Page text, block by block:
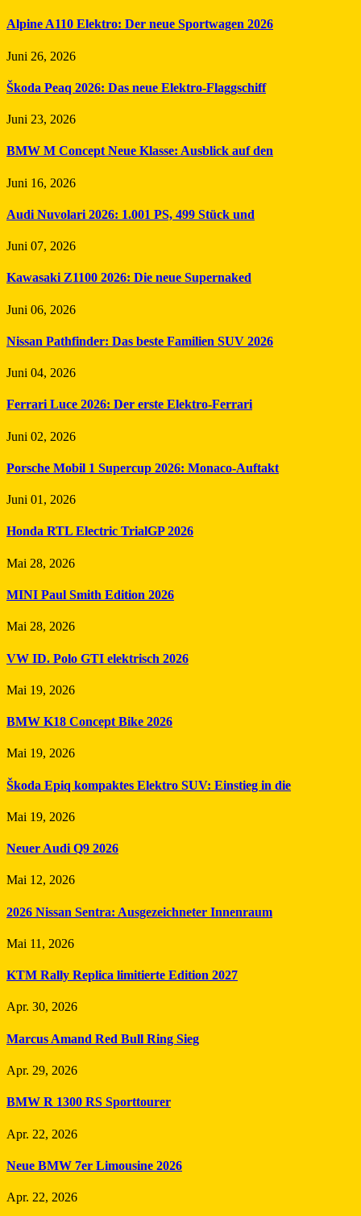
Alpine A110 Elektro: Der neue Sportwagen 2026
Juni 26, 2026
Škoda Peaq 2026: Das neue Elektro-Flaggschiff
Juni 23, 2026
BMW M Concept Neue Klasse: Ausblick auf den
Juni 16, 2026
Audi Nuvolari 2026: 1.001 PS, 499 Stück und
Juni 07, 2026
Kawasaki Z1100 2026: Die neue Supernaked
Juni 06, 2026
Nissan Pathfinder: Das beste Familien SUV 2026
Juni 04, 2026
Ferrari Luce 2026: Der erste Elektro-Ferrari
Juni 02, 2026
Porsche Mobil 1 Supercup 2026: Monaco-Auftakt
Juni 01, 2026
Honda RTL Electric TrialGP 2026
Mai 28, 2026
MINI Paul Smith Edition 2026
Mai 28, 2026
VW ID. Polo GTI elektrisch 2026
Mai 19, 2026
BMW K18 Concept Bike 2026
Mai 19, 2026
Škoda Epiq kompaktes Elektro SUV: Einstieg in die
Mai 19, 2026
Neuer Audi Q9 2026
Mai 12, 2026
2026 Nissan Sentra: Ausgezeichneter Innenraum
Mai 11, 2026
KTM Rally Replica limitierte Edition 2027
Apr. 30, 2026
Marcus Amand Red Bull Ring Sieg
Apr. 29, 2026
BMW R 1300 RS Sporttourer
Apr. 22, 2026
Neue BMW 7er Limousine 2026
Apr. 22, 2026